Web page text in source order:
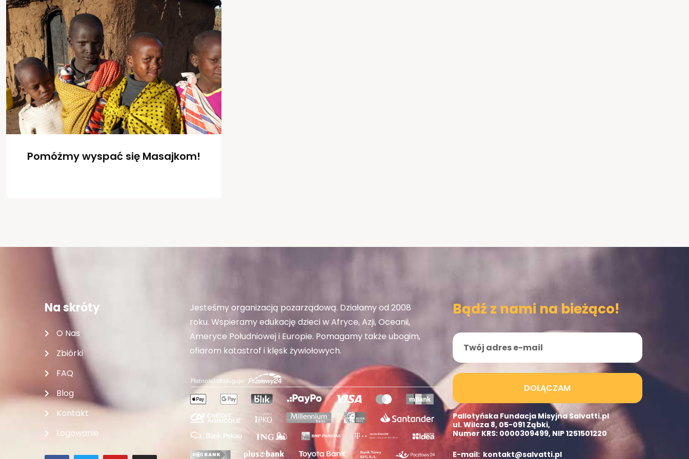
Pomóżmy wyspać się Masajkom!
Na skróty
O Nas
Zbiórki
FAQ
Blog
Kontakt
Logowanie
Jesteśmy organizacją pozarządową. Działamy od 2008
roku. Wspieramy edukację dzieci w Afryce, Azji, Oceanii,
Ameryce Południowej i Europie. Pomagamy także ubogim,
ofiarom katastrof i klęsk żywiołowych.
Bądź z nami na bieżąco!
DOŁĄCZAM
Pallotyńska Fundacja Misyjna Salvatti.pl
ul. Wilcza 8, 05-091 Ząbki,
Numer KRS: 0000309499, NIP 1251501220
E-mail: kontakt@salvatti.pl